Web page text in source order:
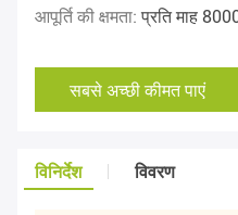
आपूर्ति की क्षमता:प्रति माह
सबसे अच्छी कीमत पाएं
विनिर्देश विवरण